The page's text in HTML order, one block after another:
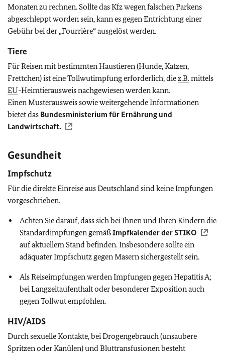
Monaten zu rechnen. Sollte das Kfz wegen falschen Parkens
abgeschleppt worden sein, kann es gegen Entrichtung einer
Gebühr bei der „Fourrière“ ausgelöst werden.
Tiere
Für Reisen mit bestimmten Haustieren (Hunde, Katzen,
Frettchen) ist eine Tollwutimpfung erforderlich, diez.B.mittels
EU-Heimtierausweis nachgewiesen werden kann.
Einen Musterausweis sowie weitergehende Informationen
bietet das Bundesministerium für Ernährung und
Landwirtschaft.
Gesundheit
Impfschutz
Für die direkte Einreise aus Deutschland sind keine Impfungen
vorgeschrieben.
Achten Sie darauf, dass sich bei Ihnen und Ihren Kindern die
Standardimpfungen gemäßImpfkalender derSTIKO
auf aktuellem Stand befinden. Insbesondere sollte ein
adäquater Impfschutz gegen Masern sichergestellt sein.
Als Reiseimpfungen werden Impfungen gegen Hepatitis A;
bei Langzeitaufenthalt oder besonderer Exposition auch
gegen Tollwut empfohlen.
HIV/AIDS
Durch sexuelle Kontakte, bei Drogengebrauch (unsaubere
Spritzen oder Kanülen) und Bluttransfusionen besteht